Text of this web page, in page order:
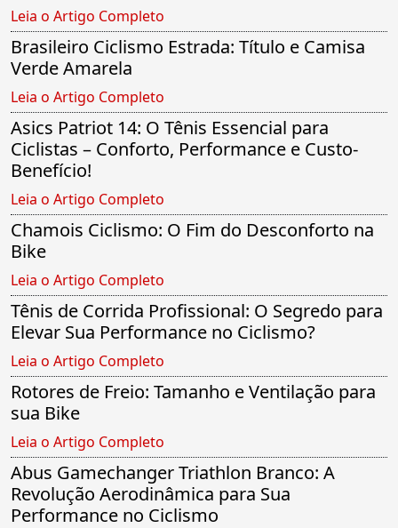
Leia o Artigo Completo
Brasileiro Ciclismo Estrada: Título e Camisa
Verde Amarela
Leia o Artigo Completo
Asics Patriot 14: O Tênis Essencial para
Ciclistas – Conforto, Performance e Custo-
Benefício!
Leia o Artigo Completo
Chamois Ciclismo: O Fim do Desconforto na
Bike
Leia o Artigo Completo
Tênis de Corrida Profissional: O Segredo para
Elevar Sua Performance no Ciclismo?
Leia o Artigo Completo
Rotores de Freio: Tamanho e Ventilação para
sua Bike
Leia o Artigo Completo
Abus Gamechanger Triathlon Branco: A
Revolução Aerodinâmica para Sua
Performance no Ciclismo